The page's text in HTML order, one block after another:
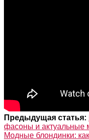
Предыдущая статья:
фасоны и актуальные
Модные блондинки: